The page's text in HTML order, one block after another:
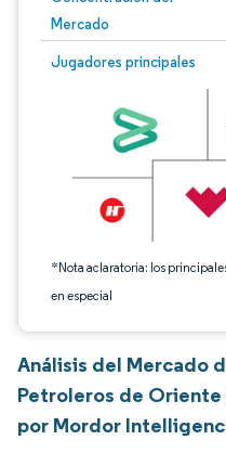
Mercado
Jugadores principales
*Nota aclaratoria: los
en especial
Imagen © Mordor Intelligence.
Análisis del Mercado
Petroleros de
por Mordor